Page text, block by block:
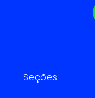
Seções